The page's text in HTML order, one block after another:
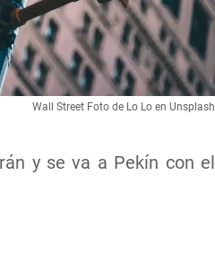
y se va a Pekín con el
Wall Street Foto de Lo Lo en Unsplash